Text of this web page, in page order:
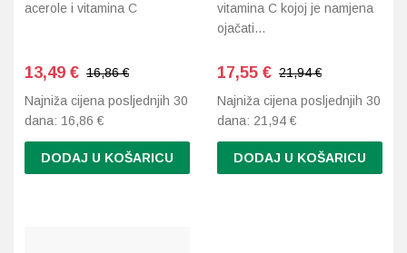
acerole i vitamina C
13,49 € 16,86 €
Najniža cijena posljednjih 30
dana: 16,86 €
DODAJ U KOŠARICU
vitamina C kojoj je namjena
ojačati…
17,55 € 21,94 €
Najniža cijena posljednjih 30
dana: 21,94 €
DODAJ U KOŠARICU